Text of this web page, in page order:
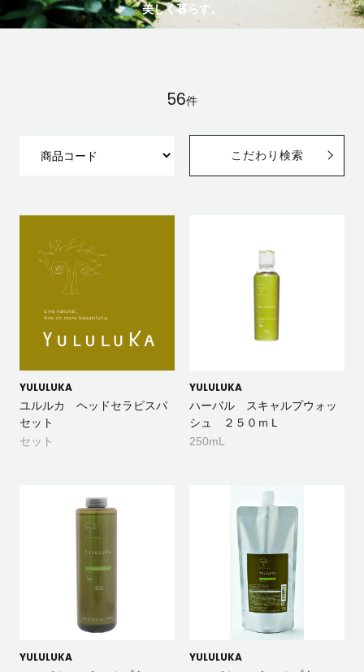
美しく暮らす。
56件
こだわり検索
YULULUKA
ユルルカ ヘッドセラピスパ
セット
セット
YULULUKA
ハーバル スキャルプウォッ
シュ ２５０ｍＬ
250mL
YULULUKA YULULUKA